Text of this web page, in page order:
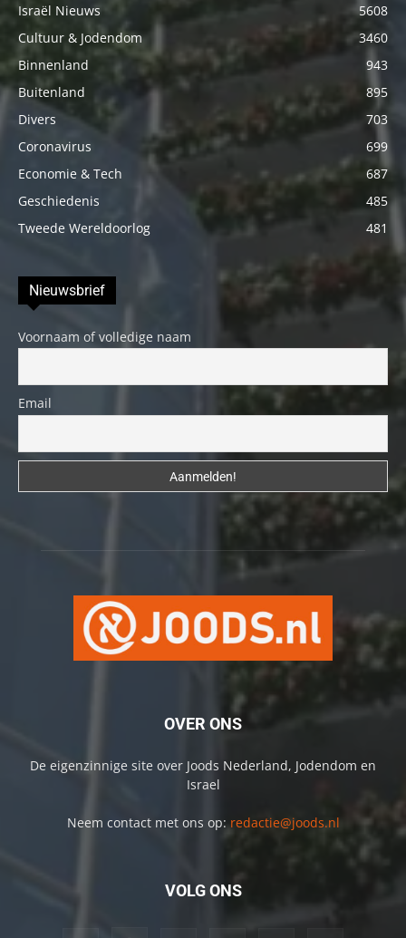
Israël Nieuws
5608
Cultuur & Jodendom
3460
Binnenland
943
Buitenland
895
Divers
703
Coronavirus
699
Economie & Tech
687
Geschiedenis
485
Tweede Wereldoorlog
481
Nieuwsbrief
Voornaam of volledige naam
Email
OVER ONS
De eigenzinnige site over Joods Nederland, Jodendom en
Israel
Neem contact met ons op: redactie@joods.nl
VOLG ONS